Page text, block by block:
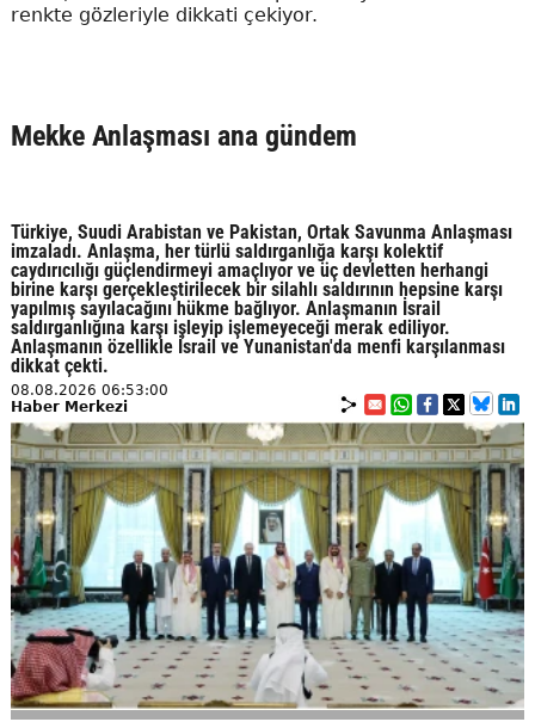
renkte gözleriyle dikkati çekiyor.
Mekke Anlaşması ana gündem
Türkiye, Suudi Arabistan ve Pakistan, Ortak Savunma Anlaşması
imzaladı. Anlaşma, her türlü saldırganlığa karşı kolektif
caydırıcılığı güçlendirmeyi amaçlıyor ve üç devletten herhangi
birine karşı gerçekleştirilecek bir silahlı saldırının hepsine karşı
yapılmış sayılacağını hükme bağlıyor. Anlaşmanın İsrail
saldırganlığına karşı işleyip işlemeyeceği merak ediliyor.
Anlaşmanın özellikle İsrail ve Yunanistan'da menfi karşılanması
dikkat çekti.
08.08.2026 06:53:00
Haber Merkezi